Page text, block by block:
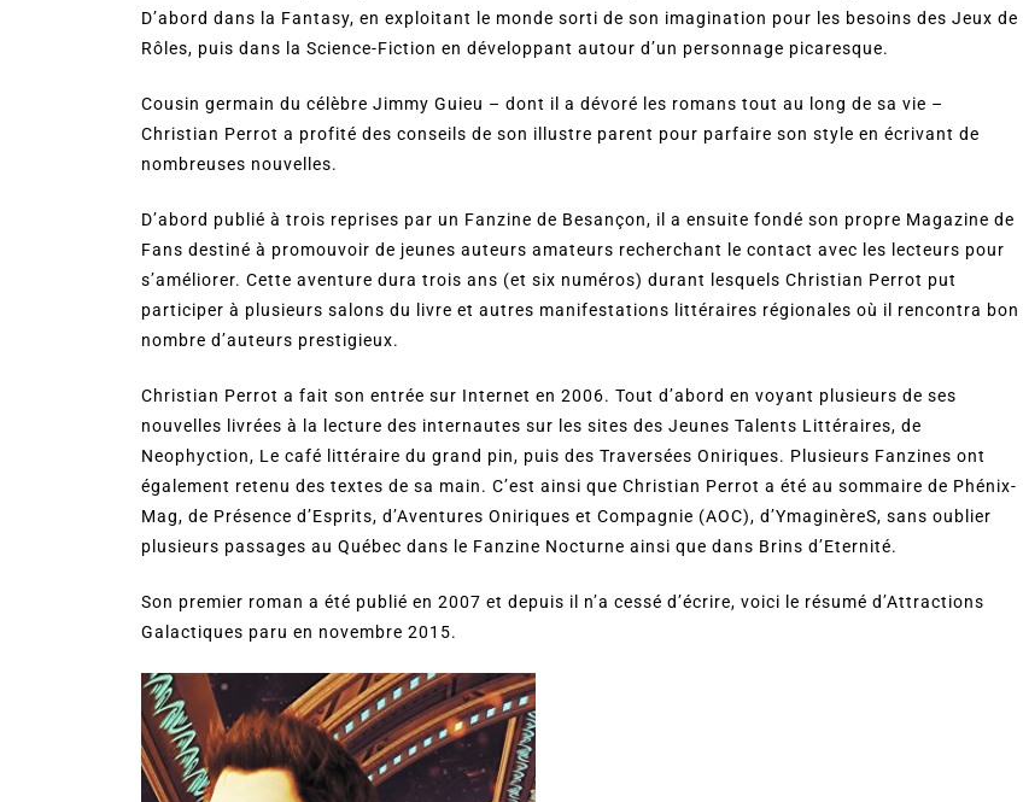
D’abord dans la Fantasy, en exploitant le monde sorti de son imagination pour les besoins des Jeux de
Rôles, puis dans la Science-Fiction en développant autour d’un personnage picaresque.
Cousin germain du célèbre Jimmy Guieu – dont il a dévoré les romans tout au long de sa vie –
Christian Perrot a profité des conseils de son illustre parent pour parfaire son style en écrivant de
nombreuses nouvelles.
D’abord publié à trois reprises par un Fanzine de Besançon, il a ensuite fondé son propre Magazine de
Fans destiné à promouvoir de jeunes auteurs amateurs recherchant le contact avec les lecteurs pour
s’améliorer. Cette aventure dura trois ans (et six numéros) durant lesquels Christian Perrot put
participer à plusieurs salons du livre et autres manifestations littéraires régionales où il rencontra bon
nombre d’auteurs prestigieux.
Christian Perrot a fait son entrée sur Internet en 2006. Tout d’abord en voyant plusieurs de ses
nouvelles livrées à la lecture des internautes sur les sites des Jeunes Talents Littéraires, de
Neophyction, Le café littéraire du grand pin, puis des Traversées Oniriques. Plusieurs Fanzines ont
également retenu des textes de sa main. C’est ainsi que Christian Perrot a été au sommaire de Phénix-
Mag, de Présence d’Esprits, d’Aventures Oniriques et Compagnie (AOC), d’YmaginèreS, sans oublier
plusieurs passages au Québec dans le Fanzine Nocturne ainsi que dans Brins d’Eternité.
Son premier roman a été publié en 2007 et depuis il n’a cessé d’écrire, voici le résumé d’Attractions
Galactiques paru en novembre 2015.